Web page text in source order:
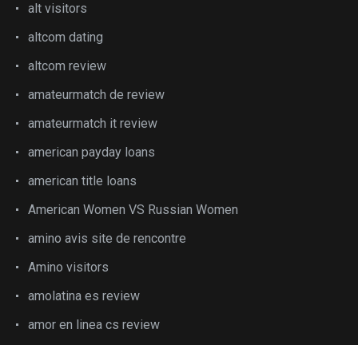
alt visitors
altcom dating
altcom review
amateurmatch de review
amateurmatch it review
american payday loans
american title loans
American Women VS Russian Women
amino avis site de rencontre
Amino visitors
amolatina es review
amor en linea cs review